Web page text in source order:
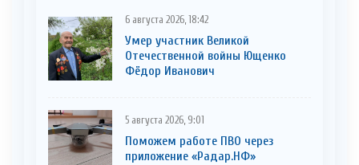
6 августа 2026, 18:42
Умер участник Великой
Отечественной войны Ющенко
Фёдор Иванович
5 августа 2026, 9:01
Поможем работе ПВО через
приложение «Радар.НФ»